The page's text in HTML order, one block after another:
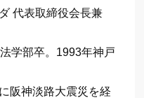
表取締役会長兼
学部卒。1993年神戸
阪神淡路大震災を経